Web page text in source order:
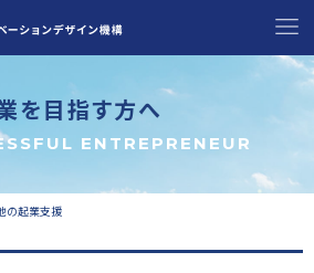
を目指す方へ
ENTREPRENEUR
の起業支援